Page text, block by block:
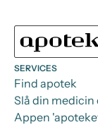
SERVICES
Find apotek
Slå din medicin
Appen